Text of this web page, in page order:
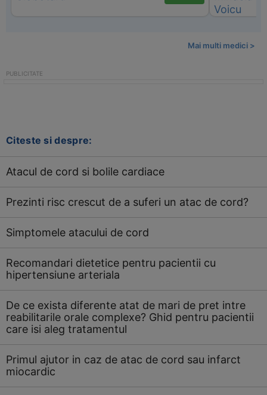
Mai multi medici >
Citeste si despre:
Atacul de cord si bolile cardiace
Prezinti risc crescut de a suferi un atac de cord?
Simptomele atacului de cord
Recomandari dietetice pentru pacientii cu
hipertensiune arteriala
De ce exista diferente atat de mari de pret intre
reabilitarile orale complexe? Ghid pentru pacientii
care isi aleg tratamentul
Primul ajutor in caz de atac de cord sau infarct
miocardic